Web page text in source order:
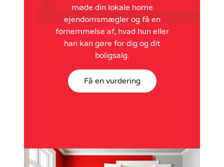
møde din lokale home
ejendomsmægler og få en
fornemmelse af, hvad hun eller
han kan gøre for dig og dit
boligsalg.
Få en vurdering